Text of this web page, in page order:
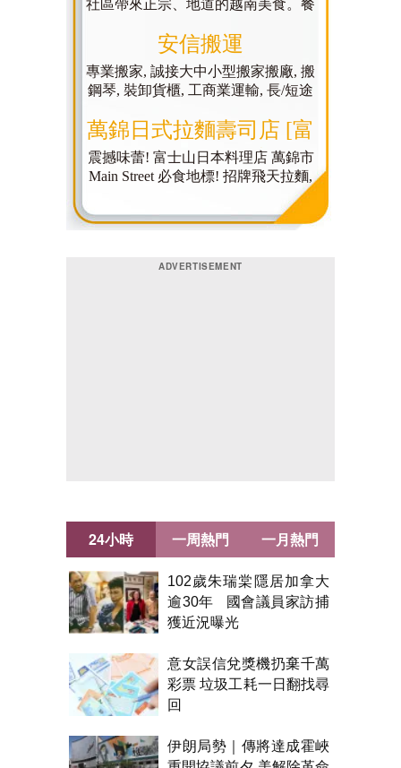
24小時
102歲朱瑞棠隱居加拿大
逾30年 國會議員家訪捕
獲近況曝光
意女誤信兌獎機扔棄千萬
彩票 垃圾工耗一日翻找尋
回
伊朗局勢｜傳將達成霍峽
一周熱門 一月熱門